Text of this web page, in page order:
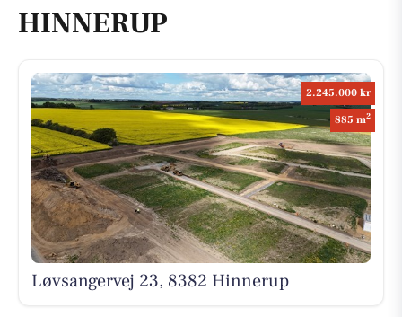
HINNERUP
2.245.000 kr
885 m2
Løvsangervej 23, 8382 Hinnerup